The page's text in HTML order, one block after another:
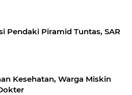
Pendaki Piramid Tuntas, SAR
Kesehatan, Warga Miskin